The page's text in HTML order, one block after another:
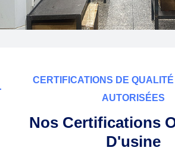
CERTIFICATIONS DE
AUTORISÉES
Nos Certifications
D'usine